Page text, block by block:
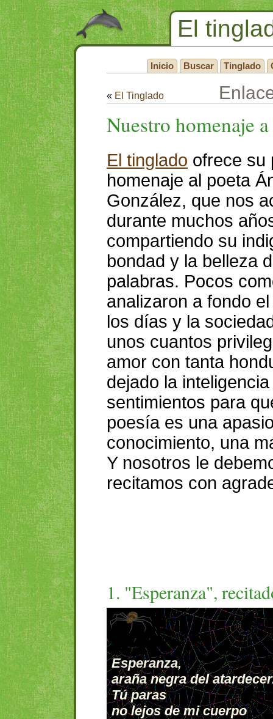
El
Inicio Buscar Tinglado
« El Tinglado
Nuestro homenaje
El tinglado ofrece su
homenaje al poeta
González, que nos
durante muchos
compartiendo su
bondad y la belleza
palabras. Pocos
analizaron a fondo
los días y la
unos cuantos
amor con tanta
dejado la
sentimientos para
poesía es una
conocimiento, una
Y nosotros le
recitamos con
1. "Esperanza",